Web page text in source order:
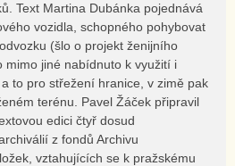
Text Martina Dubánka pojednává
vozidla, schopného pohybovat
(šlo o projekt ženijního
mimo jiné nabídnuto k využití i
to pro střežení hranice, v zimě pak
terénu. Pavel Žáček připravil
edici čtyř dosud
z fondů Archivu
vztahujících se k pražskému